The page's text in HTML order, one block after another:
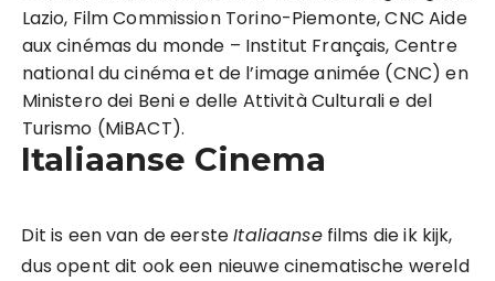
Lazio, Film Commission Torino-Piemonte, CNC Aide
aux cinémas du monde – Institut Français, Centre
national du cinéma et de l’image animée (CNC) en
Ministero dei Beni e delle Attività Culturali e del
Turismo (MiBACT).
Italiaanse Cinema
Dit is een van de eersteItaliaansefilms die ik kijk,
dus opent dit ook een nieuwe cinematische wereld